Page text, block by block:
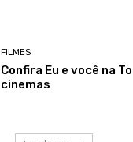
FILMES
Confira Eu e você na
cinemas